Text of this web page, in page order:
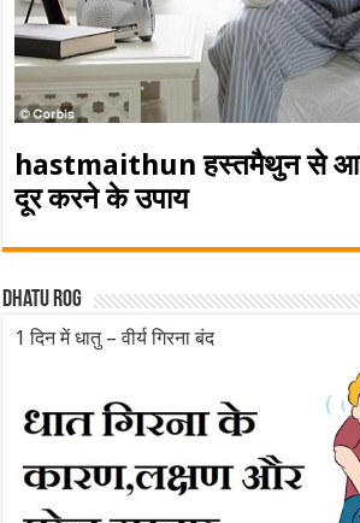
hastmaithun हस्तमैथुन से आई
दूर करने के उपाय
Dhatu rog
1 दिन में धातु – वीर्य गिरना बंद